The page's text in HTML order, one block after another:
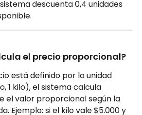
descuenta 0,4 unidades
el precio proporcional?
está definido por la unidad
1 kilo), el sistema calcula
el valor proporcional según la
Ejemplo: si el kilo vale $5.000 y